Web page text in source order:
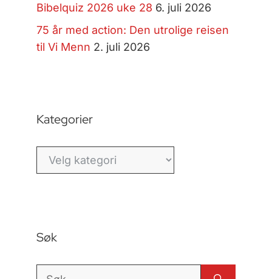
Bibelquiz 2026 uke 28 6. juli 2026
75 år med action: Den utrolige reisen
til Vi Menn 2. juli 2026
Kategorier
Kategorier
Søk
Søk